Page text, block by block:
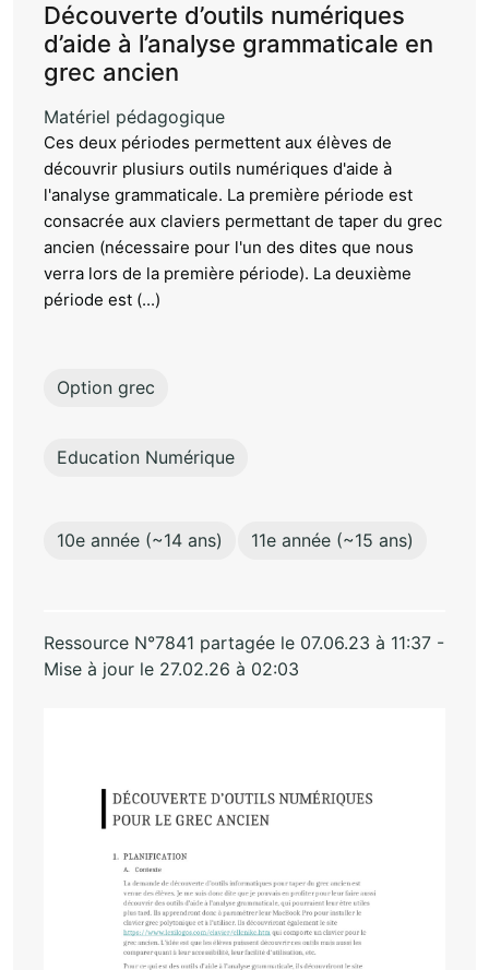
Découverte d’outils numériques
d’aide à l’analyse grammaticale en
grec ancien
Matériel pédagogique
Ces deux périodes permettent aux élèves de
découvrir plusiurs outils numériques d'aide à
l'analyse grammaticale. La première période est
consacrée aux claviers permettant de taper du grec
ancien (nécessaire pour l'un des dites que nous
verra lors de la première période). La deuxième
période est (...)
Option grec
Education Numérique
10e année (~14 ans) 11e année (~15 ans)
Ressource N°7841 partagée le 07.06.23 à 11:37 -
Mise à jour le 27.02.26 à 02:03